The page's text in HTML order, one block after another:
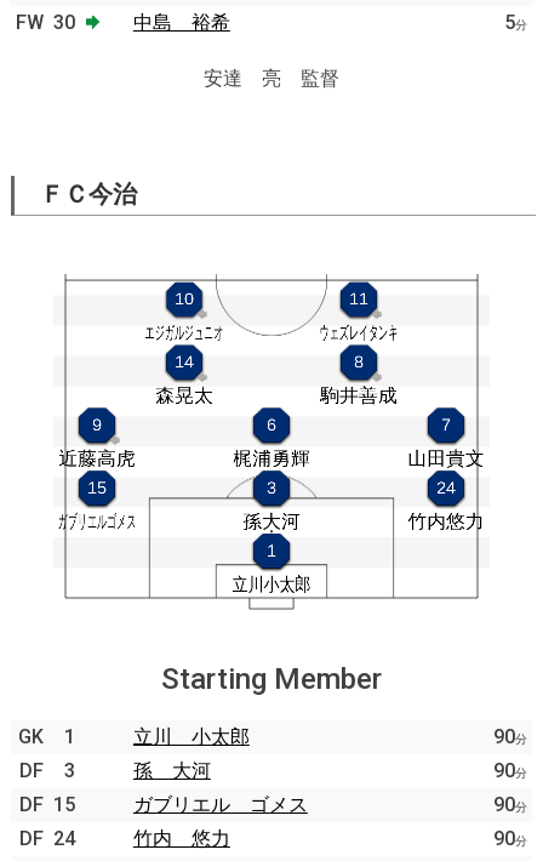
FW 30 中島 裕希 5分
安達 亮 監督
ＦＣ今治
Starting Member
GK 1 立川 小太郎 90分
DF 3 孫 大河 90分
DF 15 ガブリエル ゴメス 90分
DF 24 竹内 悠力 90分